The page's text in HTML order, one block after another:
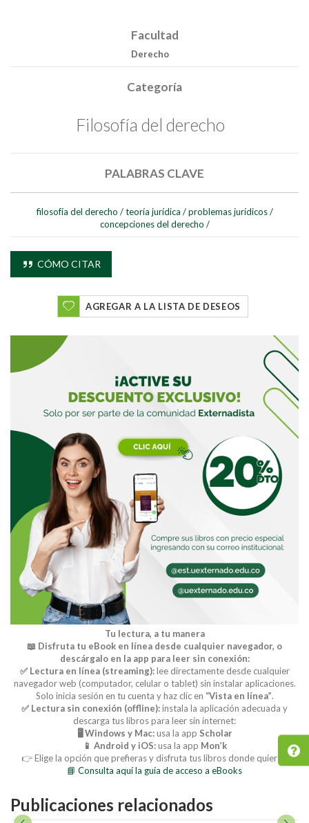
Facultad
Derecho
Categoría
Filosofía del derecho
PALABRAS CLAVE
filosofía del derecho / teoría jurídica / problemas jurídicos /
concepciones del derecho /
CÓMO CITAR
AGREGAR A LA LISTA DE DESEOS
Tu lectura, a tu manera
📖 Disfruta tu eBook en línea desde cualquier navegador, o
descárgalo en la app para leer sin conexión:
✅ Lectura en línea (streaming):lee directamente desde cualquier
navegador web (computador, celular o tablet) sin instalar aplicaciones.
Solo inicia sesión en tu cuenta y haz clic en “Vista en línea”.
✅ Lectura sin conexión (offline):instala la aplicación adecuada y
descarga tus libros para leer sin internet:
🖥️ Windows y Mac:usa la app Scholar
📱 Android y iOS:usa la app Mon’k
👉 Elige la opción que prefieras y disfruta tus libros donde quieras.
📘 Consulta aquí la guía de acceso a eBooks
Publicaciones relacionados